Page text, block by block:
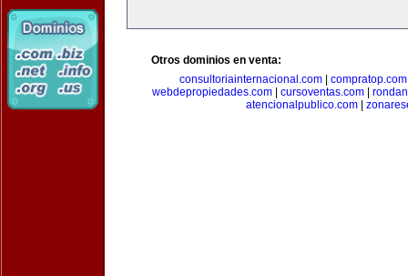
Otros dominios en venta:
consultoriainternacional.com
compratop.com
webdepropiedades.com| cursoventas.com|
atencionalpublico.com